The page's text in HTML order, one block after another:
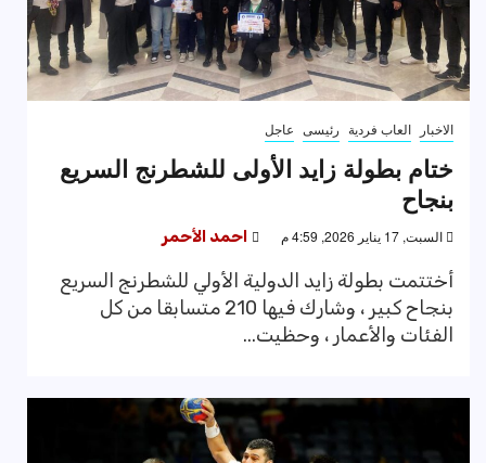
الاخبار العاب فردية رئيسى عاجل
ختام بطولة زايد الأولى للشطرنج السريع
بنجاح
السبت, 17 يناير 2026, 4:59 م احمد الأحمر
أختتمت بطولة زايد الدولية الأولي للشطرنج السريع
بنجاح كبير ، وشارك فيها 210 متسابقا من كل
الفئات والأعمار ، وحظيت...